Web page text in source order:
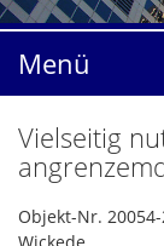
Menü
Vielseitig
Objekt-Nr.
Wickede